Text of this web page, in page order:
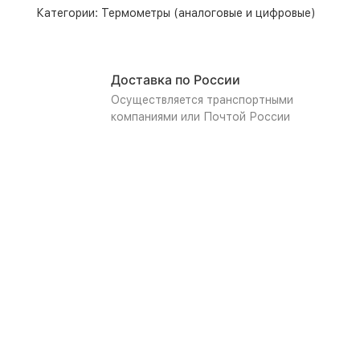
Категории: Термометры (аналоговые и цифровые)
Доставка по России
Осуществляется транспортными
компаниями или Почтой России